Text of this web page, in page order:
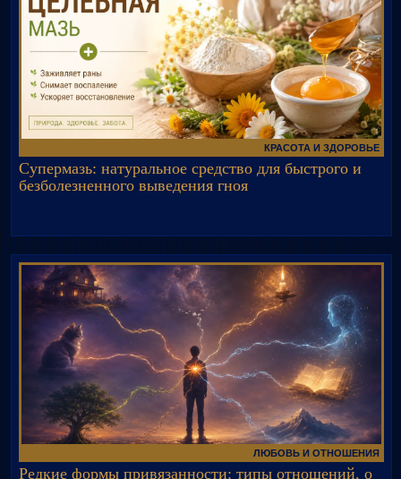
КРАСОТА И ЗДОРОВЬЕ
Супермазь: натуральное средство для быстрого и
безболезненного выведения гноя
ЛЮБОВЬ И ОТНОШЕНИЯ
Редкие формы привязанности: типы отношений, о